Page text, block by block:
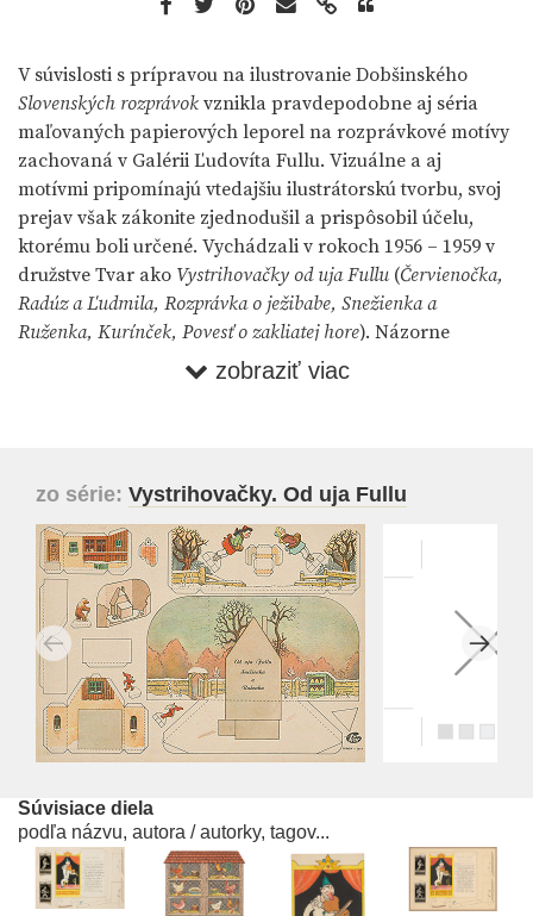
V súvislosti s prípravou na ilustrovanie Dobšinského
Slovenských rozprávok vznikla pravdepodobne aj séria
maľovaných papierových leporel na rozprávkové motívy
zachovaná v Galérii Ľudovíta Fullu. Vizuálne a aj
motívmi pripomínajú vtedajšiu ilustrátorskú tvorbu, svoj
prejav však zákonite zjednodušil a prispôsobil účelu,
ktorému boli určené. Vychádzali v rokoch 1956 – 1959 v
družstve Tvar ako Vystrihovačky od uja Fullu (Červienočka,
Radúz a Ľudmila, Rozprávka o ježibabe, Snežienka a
Ruženka, Kurínček, Povesť o zakliatej hore). Názorne
svedčia o tom, že sa maliar rád hral a túto hravú črtu
zobraziť viac
zo série: Vystrihovačky. Od uja Fullu
Súvisiace diela
podľa názvu, autora / autorky, tagov...